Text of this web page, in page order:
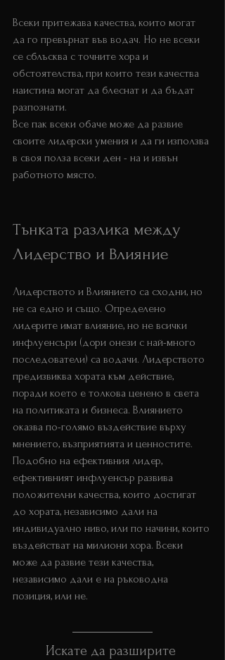
Всеки притежава качества, които могат
да го превърнат във водач. Но не всеки
се сблъсква с точните хора и
обстоятелства, при които тези качества
наистина могат да блеснат и да бъдат
разпознати.
Все пак всеки обаче може да развие
своите лидерски умения и да ги използва
в своя полза всеки ден - на и извън
работното място.
Тънката разлика между
Лидерство и Влияние
Лидерството и Влиянието са сходни, но
не са едно и също. Определено
лидерите имат влияние, но не всички
инфлуенсъри (дори онези с най-много
последователи) са водачи. Лидерството
предизвиква хората към действие,
поради което е толкова ценено в света
на политиката и бизнеса. Влиянието
оказва по-голямо въздействие върху
мнението, възприятията и ценностите.
Подобно на ефективния лидер,
ефективният инфлуенсър развива
положителни качества, които достигат
до хората, независимо дали на
индивидуално ниво, или по начини, които
въздействат на милиони хора. Всеки
може да развие тези качества,
независимо дали е на ръководна
позиция, или не.
Искате да разширите